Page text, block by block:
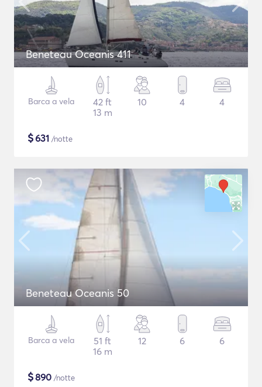
Beneteau Oceanis 411
Barca a vela
42 ft
13 m
10 4 4
$631 /notte
Beneteau Oceanis 50
Barca a vela
51 ft
16 m
12 6 6
$890 /notte